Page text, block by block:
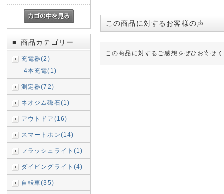
■ 商品カテゴリー
充電器(2)
4本充電(1)
測定器(72)
ネオジム磁石(1)
アウトドア(16)
スマートホン(14)
フラッシュライト(1)
ダイビングライト(4)
自転車(35)
この商品に対するお客様の声
この商品に対するご感想をぜひお寄せ